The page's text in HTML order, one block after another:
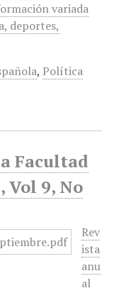
variada
deportes,
, Política
Facultad
Vol 9, No
Rev
ista
anu
al